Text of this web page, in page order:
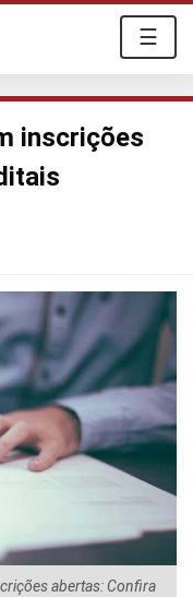
☰
inscrições
abertas: Confira